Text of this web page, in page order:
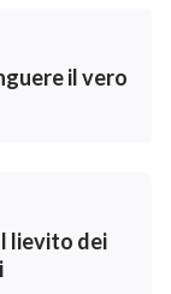
con Dio.
di Dio sono
alle passate
che sono
sono
il vero
lievito dei